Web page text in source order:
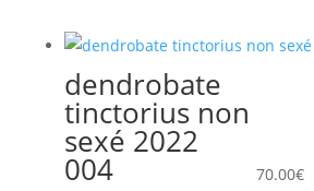
dendrobate
tinctorius non
sexé 2022
004 70.00€